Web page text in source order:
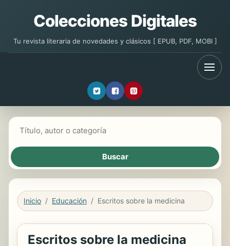
Colecciones Digitales
Tu revista literaria de novedades y clásicos [ EPUB, PDF, MOBI ]
Inicio Educación Escritos sobre la medicina
Escritos sobre la medicina